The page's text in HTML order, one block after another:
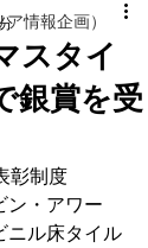
情報企画）
スタイ
銀賞を受
彰制度
ン・アワー
ニル床タイル